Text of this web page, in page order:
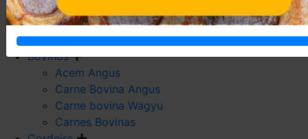
Carne De Frango
Carne De Galeto
Codorna
Bovinos
Acem Angus
Carne Bovina Angus
Carne bovina Wagyu
Carnes Bovinas